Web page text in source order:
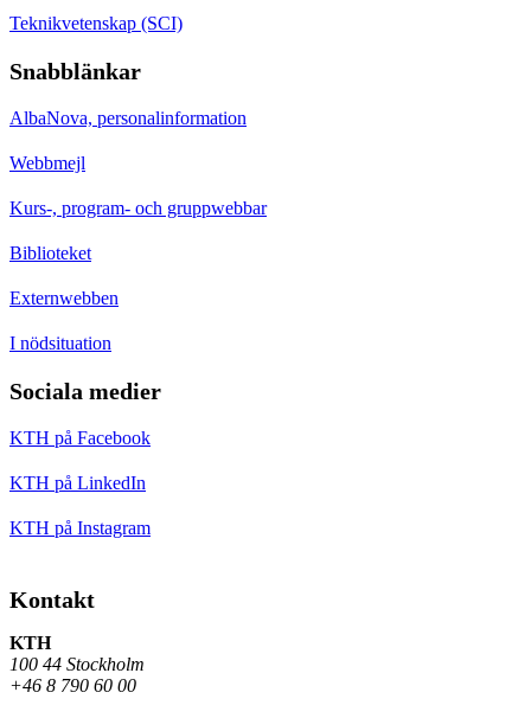
Teknikvetenskap (SCI)
Snabblänkar
AlbaNova, personalinformation
Webbmejl
Kurs-, program- och gruppwebbar
Biblioteket
Externwebben
I nödsituation
Sociala medier
KTH på Facebook
KTH på LinkedIn
KTH på Instagram
Kontakt
KTH
100 44 Stockholm
+46 8 790 60 00